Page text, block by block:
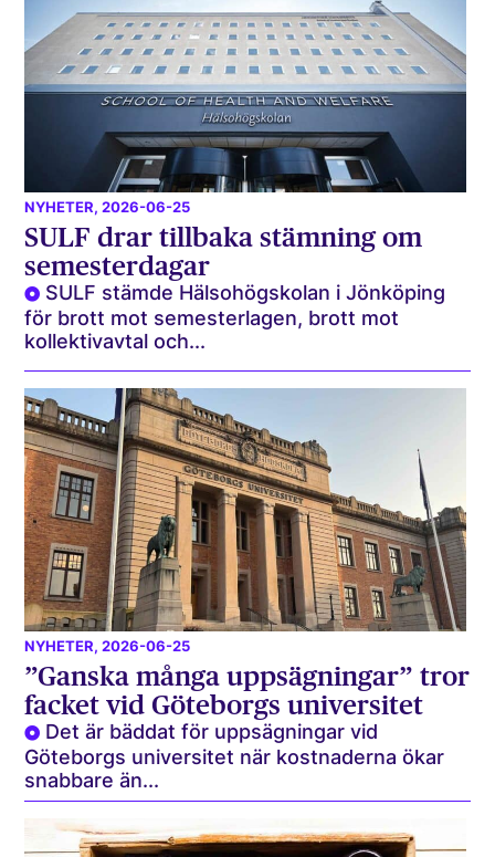
NYHETER, 2026-06-25
SULF drar tillbaka stämning om
semesterdagar
SULF stämde Hälsohögskolan i Jönköping
för brott mot semesterlagen, brott mot
kollektivavtal och...
NYHETER, 2026-06-25
”Ganska många uppsägningar” tror
facket vid Göteborgs universitet
Det är bäddat för uppsägningar vid
Göteborgs universitet när kostnaderna ökar
snabbare än...